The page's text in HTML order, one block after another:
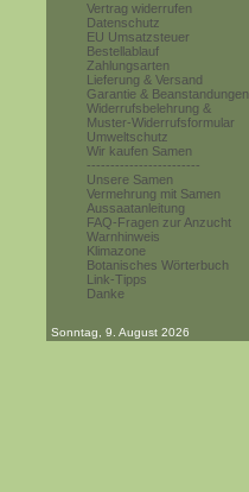
Vertrag widerrufen
Datenschutz
EU Umsatzsteuer
Bestellablauf
Zahlungsarten
Lieferung & Versand
Garantie & Beanstandungen
Widerrufsbelehrung &
Muster-Widerrufsformular
Umweltschutz
Wir kaufen Samen
------------------------
Unsere Samen
Vermehrung mit Samen
Aussaatanleitung
FAQ-Fragen zur Anzucht
Warnhinweis
Klimazone
Botanisches Wörterbuch
Link-Tipps
Danke
Sonntag, 9. August 2026